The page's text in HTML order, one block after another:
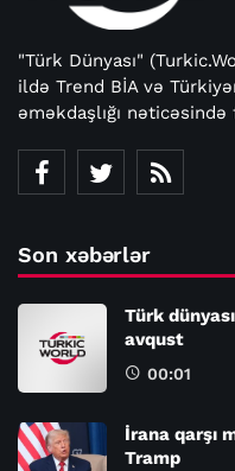
"Türk Dünyası"
ildə Trend BİA və
əməkdaşlığı
Son xəbərlər
Türk
avqust
00:01
İrana qarşı
Tramp